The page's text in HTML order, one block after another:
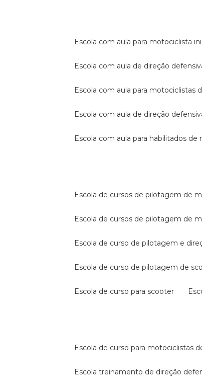
escola com aula para motociclista
escola com aula de direção
escola com aula para motociclistas
escola com aula de direção
escola com aula para habilitados de
escola de cursos de pilotagem de
escola de cursos de pilotagem de
escola de curso de pilotagem e
escola de curso de pilotagem de
escola de curso para scooter
escola de curso para motociclistas
escola treinamento de direção